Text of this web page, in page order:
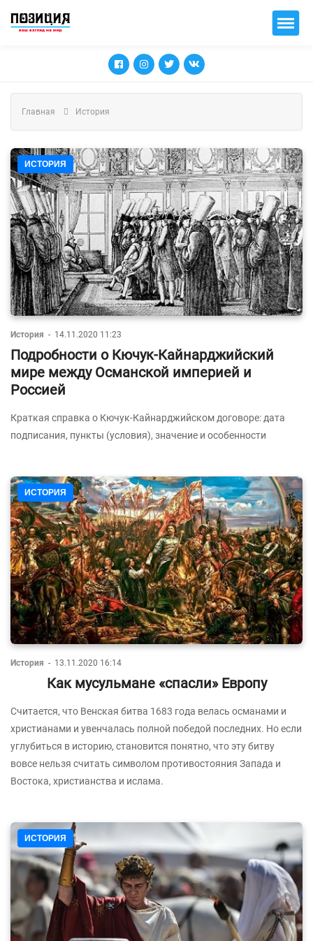
Главная История
ИСТОРИЯ
История - 14.11.2020 11:23
Подробности о Кючук-Кайнарджийский
мире между Османской империей и
Россией
Краткая справка о Кючук-Кайнарджийском договоре: дата
подписания, пункты (условия), значение и особенности
ИСТОРИЯ
История - 13.11.2020 16:14
Как мусульмане «спасли» Европу
Считается, что Венская битва 1683 года велась османами и
христианами и увенчалась полной победой последних. Но если
углубиться в историю, становится понятно, что эту битву
вовсе нельзя считать символом противостояния Запада и
Востока, христианства и ислама.
ИСТОРИЯ